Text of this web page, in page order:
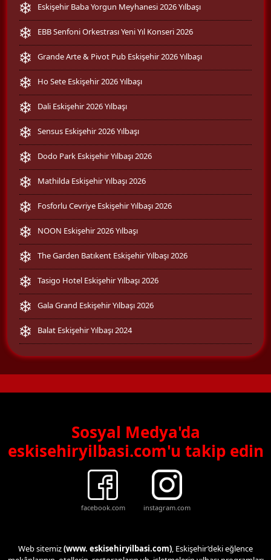
Eskişehir Baba Yorgun Meyhanesi 2026 Yılbaşı
EBB Senfoni Orkestrası Yeni Yıl Konseri 2026
Grande Arte & Pivot Pub Eskişehir 2026 Yılbaşı
Ho Sete Eskişehir 2026 Yılbaşı
Dali Eskişehir 2026 Yılbaşı
Sensus Eskişehir 2026 Yılbaşı
Dodo Park Eskişehir Yılbaşı 2026
Mathilda Eskişehir Yılbaşı 2026
Fosforlu Cevriye Eskişehir Yılbaşı 2026
NOON Eskişehir 2026 Yılbaşı
The Garden Batıkent Eskişehir Yılbaşı 2026
Tasigo Hotel Eskişehir Yılbaşı 2026
Gala Grand Eskişehir Yılbaşı 2026
Balat Eskişehir Yılbaşı 2024
Sosyal Medya'da
eskisehiryilbasi.com'u takip edin
facebook.com instagram.com
Web sitemiz(www. eskisehiryilbasi.com), Eskişehir’deki eğlence